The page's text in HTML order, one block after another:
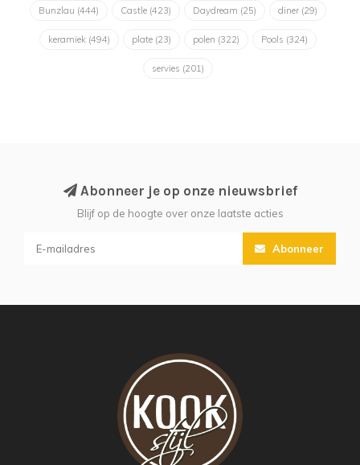
Bunzlau (444) Castle (423) Daydream (25) diner (29)
keramiek (494) plate (23) polen (322) Pools (324)
servies (201)
Abonneer je op onze nieuwsbrief
Blijf op de hoogte over onze laatste acties
Abonneer